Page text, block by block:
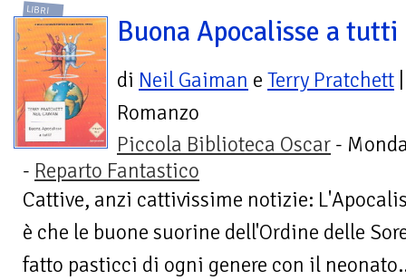
LIBRI
Buona Apocalisse a tutti
di Neil Gaiman e Terry Pratchett
Romanzo
Piccola Biblioteca Oscar -
- Reparto Fantastico
Cattive, anzi cattivissime notizie:
è che le buone suorine dell'Ordine delle
fatto pasticci di ogni genere con il